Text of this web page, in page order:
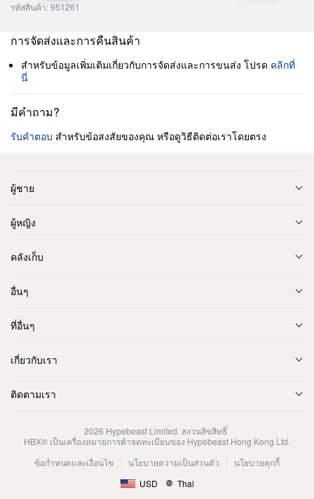
รหัสสินค้า: 951261
การจัดส่งและการคืนสินค้า
สำหรับข้อมูลเพิ่มเติมเกี่ยวกับการจัดส่งและการขนส่ง โปรด คลิกที่
นี่
มีคำถาม?
รับคำตอบ สำหรับข้อสงสัยของคุณ หรือดูวิธีติดต่อเราโดยตรง
ผู้ชาย
ผู้หญิง
คลังเก็บ
อื่นๆ
ที่อื่นๆ
เกี่ยวกับเรา
ติดตามเรา
2026 Hypebeast Limited. สงวนลิขสิทธิ์
HBX® เป็นเครื่องหมายการค้าจดทะเบียนของ Hypebeast Hong Kong Ltd.
ข้อกำหนดและเงื่อนไข
นโยบายความเป็นส่วนตัว
นโยบายคุกกี้
USD
Thai